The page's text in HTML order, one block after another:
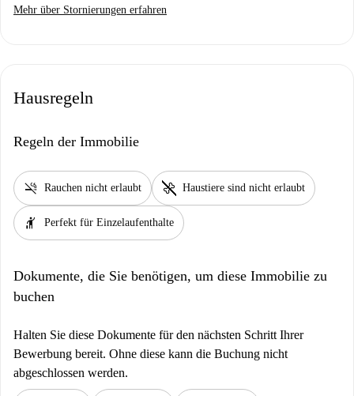
Mehr über Stornierungen erfahren
Hausregeln
Regeln der Immobilie
smoke_free Rauchen nicht erlaubt pet_supplies Haustiere sind nicht erlaubt
hail Perfekt für Einzelaufenthalte
Dokumente, die Sie benötigen, um diese Immobilie zu
buchen
Halten Sie diese Dokumente für den nächsten Schritt Ihrer
Bewerbung bereit. Ohne diese kann die Buchung nicht
abgeschlossen werden.